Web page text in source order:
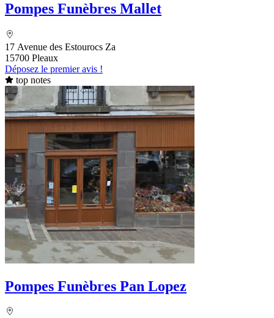
Pompes Funèbres Mallet
17 Avenue des Estourocs Za
15700 Pleaux
Déposez le premier avis !
top notes
Pompes Funèbres Pan Lopez